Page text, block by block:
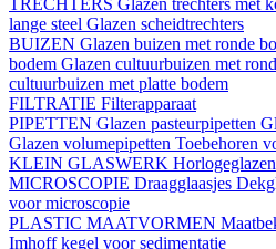
TRECHTERS Glazen trechters met
lange steel Glazen scheidtrechters
BUIZEN Glazen buizen met ronde
bodem Glazen cultuurbuizen met
cultuurbuizen met platte bodem
FILTRATIE Filterapparaat
PIPETTEN Glazen pasteurpipetten
Glazen volumepipetten Toebehoren
KLEIN GLASWERK Horlogeglazen
MICROSCOPIE Draagglaasjes
voor microscopie
PLASTIC MAATVORMEN
Imhoff kegel voor sedimentatie